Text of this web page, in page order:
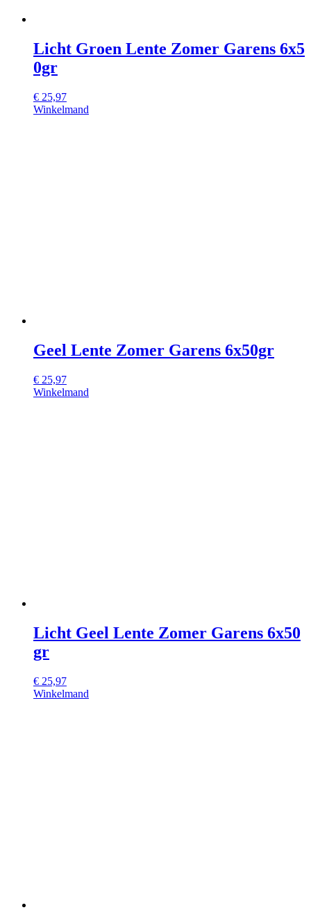
Licht Groen Lente Zomer Garens 6x5
0gr
€ 25,97
Winkelmand
Geel Lente Zomer Garens 6x50gr
€ 25,97
Winkelmand
Licht Geel Lente Zomer Garens 6x50
gr
€ 25,97
Winkelmand